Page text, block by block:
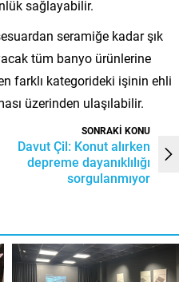
sağlayabilir.
seramiğe kadar şık
tüm banyo ürünlerine
farklı kategorideki işinin ehli
üzerinden ulaşılabilir.
SONRAKİ KONU
Davut Çil: Konut alırken
depreme dayanıklılığı
sorgulanmıyor